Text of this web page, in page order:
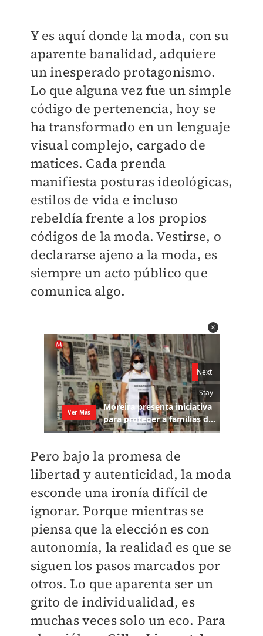
Y es aquí donde la moda, con su
aparente banalidad, adquiere
un inesperado protagonismo.
Lo que alguna vez fue un simple
código de pertenencia, hoy se
ha transformado en un lenguaje
visual complejo, cargado de
matices. Cada prenda
manifiesta posturas ideológicas,
estilos de vida e incluso
rebeldía frente a los propios
códigos de la moda. Vestirse, o
declararse ajeno a la moda, es
siempre un acto público que
comunica algo.
Pero bajo la promesa de
libertad y autenticidad, la moda
esconde una ironía difícil de
ignorar. Porque mientras se
piensa que la elección es con
autonomía, la realidad es que se
siguen los pasos marcados por
otros. Lo que aparenta ser un
grito de individualidad, es
muchas veces solo un eco. Para